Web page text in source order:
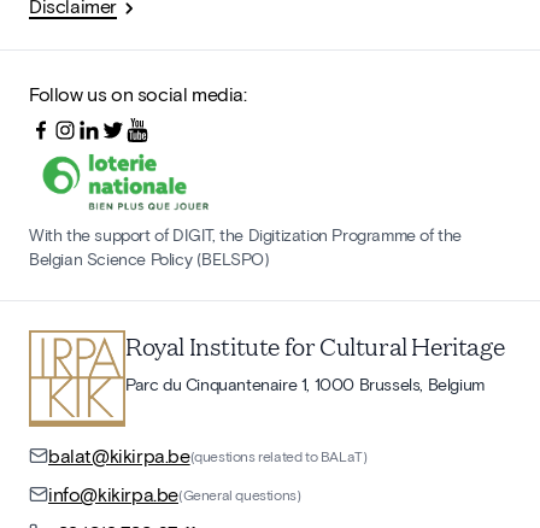
Disclaimer
Follow us on social media:
With the support of DIGIT, the Digitization Programme of the
Belgian Science Policy (BELSPO)
Royal Institute for Cultural Heritage
Parc du Cinquantenaire 1, 1000 Brussels, Belgium
balat@kikirpa.be(questions related to BALaT)
info@kikirpa.be(General questions)